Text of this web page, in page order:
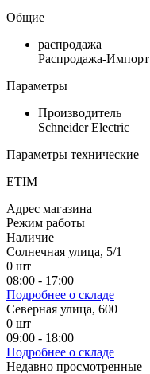
Общие
распродажа
Распродажа-Импорт
Параметры
Производитель
Schneider Electric
Параметры технические
ETIM
Адрес магазина
Режим работы
Наличие
Солнечная улица, 5/1
0 шт
08:00 - 17:00
Подробнее о складе
Северная улица, 600
0 шт
09:00 - 18:00
Подробнее о складе
Недавно просмотренные